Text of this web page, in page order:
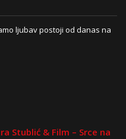
ljubav postoji od danas na
Stublić & Film – Srce na